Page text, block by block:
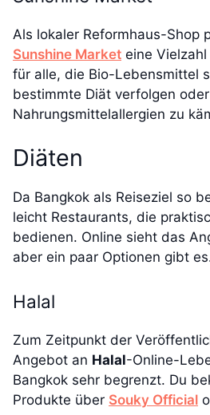
Als lokaler Reformhaus-Shop
Sunshine Market eine
für alle, die Bio-Lebensmittel
bestimmte Diät verfolgen
Nahrungsmittelallergien zu
Diäten
Da Bangkok als Reiseziel so
leicht Restaurants, die
bedienen. Online sieht das
aber ein paar Optionen gibt
Halal
Zum Zeitpunkt der
Angebot an Halal-Online-
Bangkok sehr begrenzt. Du
Produkte über Souky Official